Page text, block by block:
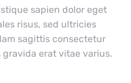
sapien dolor eget
risus, sed ultricies
sagittis consectetur
erat vitae varius.